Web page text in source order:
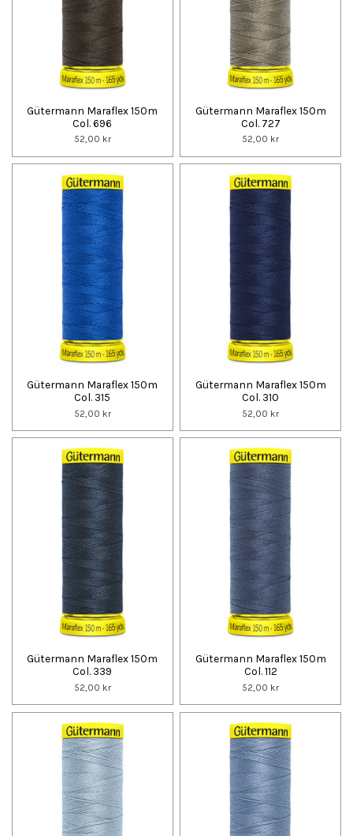
Gütermann Maraflex 150m
Col. 696
52,00 kr
Gütermann Maraflex 150m
Col. 727
52,00 kr
Gütermann Maraflex 150m
Col. 315
52,00 kr
Gütermann Maraflex 150m
Col. 310
52,00 kr
Gütermann Maraflex 150m
Col. 339
52,00 kr
Gütermann Maraflex 150m
Col. 112
52,00 kr